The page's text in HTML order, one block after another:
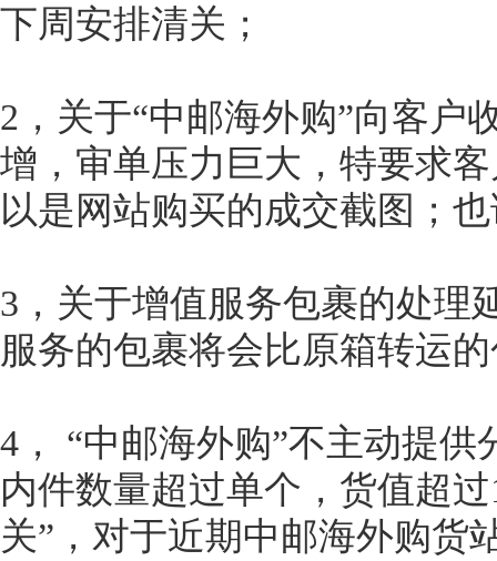
下周安排清关；
2，关于“中邮海外购”向客户
增，审单压力巨大，特要求
以是网站购买的成交截图；
3，关于增值服务包裹的处理
服务的包裹将会比原箱转运
4， “中邮海外购”不主动提
内件数量超过单个，货值超
关”，对于近期中邮海外购货